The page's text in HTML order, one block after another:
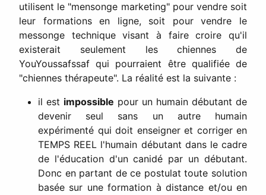
utilisent le "mensonge marketing" pour vendre soit
leur formations en ligne, soit pour vendre le
messonge technique visant à faire croire qu'il
existerait seulement les chiennes de
YouYoussafssaf qui pourraient être qualifiée de
"chiennes thérapeute". La réalité est la suivante :
il est impossible pour un humain débutant de
devenir seul sans un autre humain
expérimenté qui doit enseigner et corriger en
TEMPS REEL l'humain débutant dans le cadre
de l'éducation d'un canidé par un débutant.
Donc en partant de ce postulat toute solution
basée sur une formation à distance et/ou en